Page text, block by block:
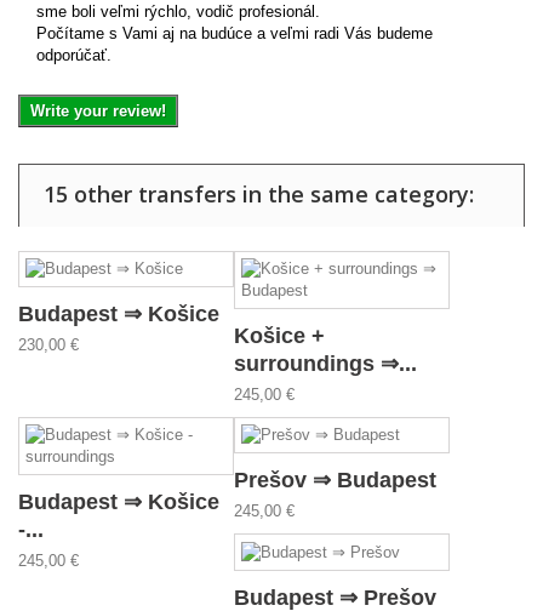
sme boli veľmi rýchlo, vodič profesionál.
Počítame s Vami aj na budúce a veľmi radi Vás budeme
odporúčať.
Write your review!
15 other transfers in the same category:
Budapest ⇒ Košice
230,00 €
Košice +
surroundings ⇒...
245,00 €
Budapest ⇒ Košice
-...
245,00 €
Prešov ⇒ Budapest
245,00 €
Budapest ⇒ Prešov